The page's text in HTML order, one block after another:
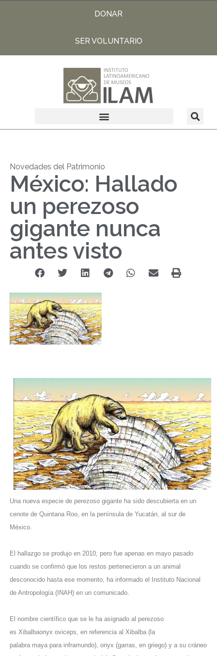
DONAR
SER VOLUNTARIO
Novedades del Patrimonio
México: Hallado
un perezoso
gigante nunca
antes visto
Una nueva especie de perezoso gigante ha sido descubierta en un
cenote de Quintana Roo, en la península de Yucatán, al sur de
México.
El hallazgo se produjo en 2010, pero fue apenas en mayo pasado
cuando se confirmó que los restos pertenecieron a un animal
desconocido hasta ese momento, ha informado el
Instituto Nacional
de Antropología (INAH) en un comunicado.
El nombre científico que se le ha asignado al perezoso
es Xibalbaonyx oviceps, en referencia al Xibalba (la
palabra maya para inframundo), onyx (garras, en griego) y a su cráneo